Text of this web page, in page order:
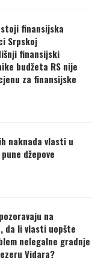
finansijska
Srpskoj
finansijski
budžeta RS nije
za finansijske
naknada vlasti u
džepove
na
da li vlasti uopšte
nelegalne gradnje
Vidara?